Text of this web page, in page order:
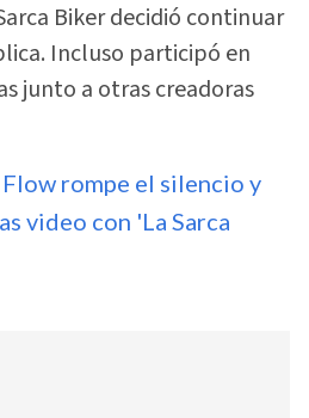
Biker decidió continuar
Incluso participó en
junto a otras creadoras
Flow rompe el silencio y
video con 'La Sarca